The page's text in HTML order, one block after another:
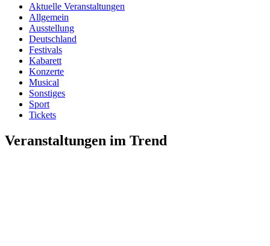
Aktuelle Veranstaltungen
Allgemein
Ausstellung
Deutschland
Festivals
Kabarett
Konzerte
Musical
Sonstiges
Sport
Tickets
Veranstaltungen im Trend